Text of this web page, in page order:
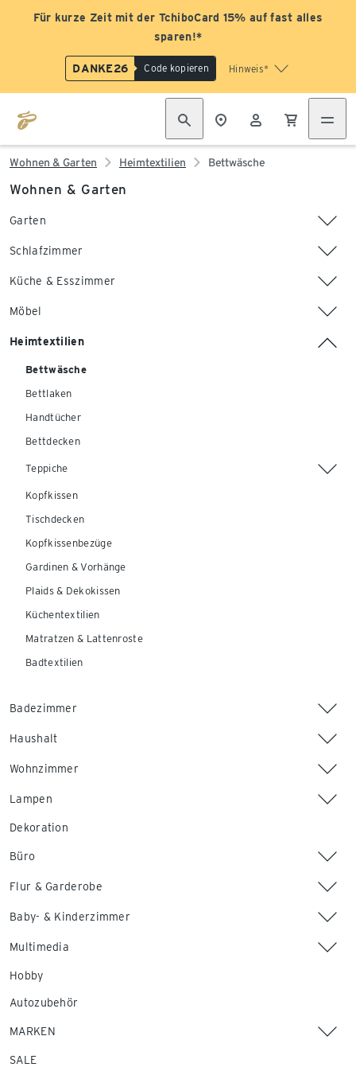
Für kurze Zeit mit der TchiboCard 15% auf fast alles
sparen!*
DANKE26 Code kopieren Hinweis*
Wohnen & Garten Heimtextilien Bettwäsche
Wohnen & Garten
Garten
Schlafzimmer
Küche & Esszimmer
Möbel
Heimtextilien
Bettwäsche
Bettlaken
Handtücher
Bettdecken
Teppiche
Kopfkissen
Tischdecken
Kopfkissenbezüge
Gardinen & Vorhänge
Plaids & Dekokissen
Küchentextilien
Matratzen & Lattenroste
Badtextilien
Badezimmer
Haushalt
Wohnzimmer
Lampen
Dekoration
Büro
Flur & Garderobe
Baby- & Kinderzimmer
Multimedia
Hobby
Autozubehör
MARKEN
SALE